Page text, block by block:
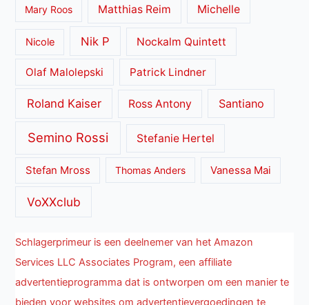
Mary Roos Matthias Reim Michelle
Nicole Nik P Nockalm Quintett
Olaf Malolepski Patrick Lindner
Roland Kaiser Ross Antony Santiano
Semino Rossi Stefanie Hertel
Stefan Mross Thomas Anders Vanessa Mai
VoXXclub
Schlagerprimeur is een deelnemer van het Amazon
Services LLC Associates Program, een affiliate
advertentieprogramma dat is ontworpen om een manier te
bieden voor websites om advertentievergoedingen te